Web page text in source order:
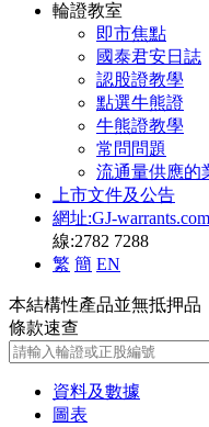
輪證教室
即市焦點
國泰君安日誌
認股證教學
點選牛熊證
牛熊證教學
常問問題
流通量供應的
上市文件及公告
網址:GJ-
線:2782 7288
繁 簡 EN
本結構性產品並無抵押品
條款速查
資料及數據
圖表